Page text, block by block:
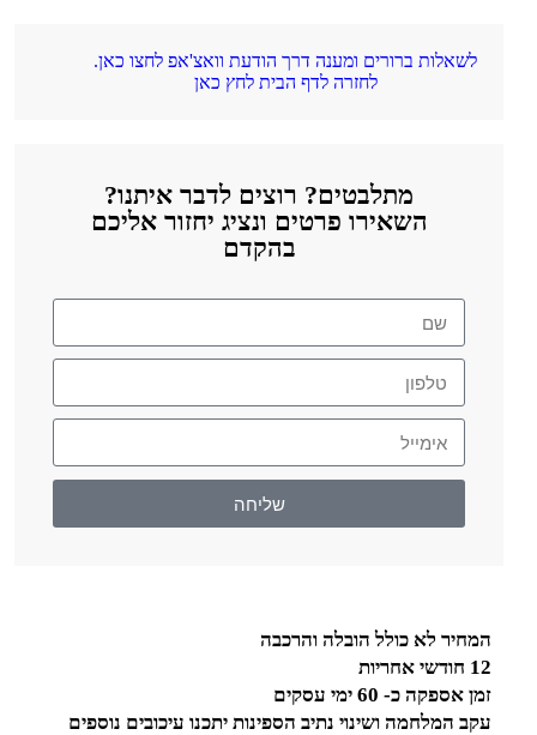
לשאלות ברורים ומענה דרך הודעת וואצ'אפ לחצו כאן.
לחזרה לדף הבית לחץ כאן
מתלבטים? רוצים לדבר איתנו?
השאירו פרטים ונציג יחזור אליכם
בהקדם
שליחה
המחיר לא כולל הובלה והרכבה
12 חודשי אחריות
זמן אספקה כ- 60 ימי עסקים
עקב המלחמה ושינוי נתיב הספינות יתכנו עיכובים נוספים